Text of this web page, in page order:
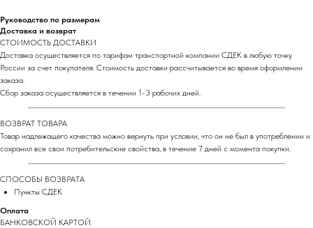
Руководство по размерам
Доставка и возврат
СТОИМОСТЬ ДОСТАВКИ
Доставка осуществляется по тарифам транспортной компании СДЕК в любую точку
России за счет покупателя. Стоимость доставки рассчитывается во время оформлении
заказа.
Сбор заказа осуществляется в течении 1-3 рабочих дней.
ВОЗВРАТ ТОВАРА
Товар надлежащего качества можно вернуть при условии, что он не был в употреблении и
сохранил все свои потребительские свойства, в течение 7 дней с момента покупки.
СПОСОБЫ ВОЗВРАТА
Пункты СДЕК
Оплата
БАНКОВСКОЙ КАРТОЙ